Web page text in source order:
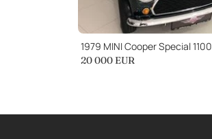
1979 MINI Cooper Special 1100
20 000 EUR